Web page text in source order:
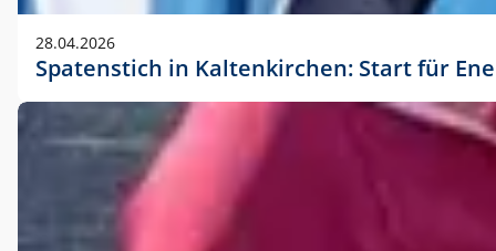
28.04.2026
Spatenstich in Kaltenkirchen: Start für